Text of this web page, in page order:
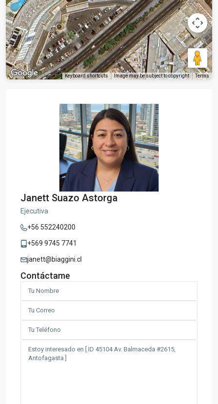
Keyboard shortcuts Image may be subject to copyright Terms
Janett Suazo Astorga
Ejecutiva
+56 552240200
+569 9745 7741
janett@biaggini.cl
Contáctame